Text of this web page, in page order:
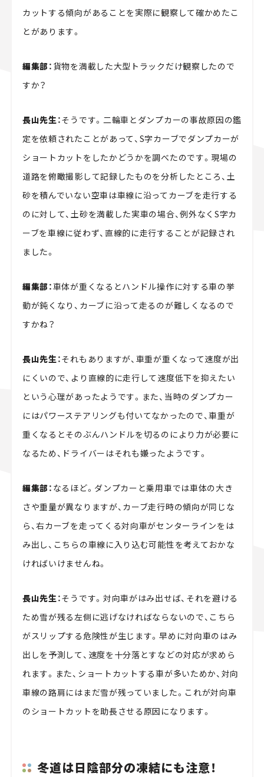
カットする傾向があることを実際に観察して確かめたこ
とがあります。
編集部： 貨物を満載した大型トラックだけ観察したので
すか？
長山先生：そうです。二輪車とダンプカーの事故原因の鑑
定を依頼されたことがあって、S字カーブでダンプカーが
ショートカットをしたかどうかを調べたのです。現場の
道路を俯瞰撮影して記録したものを分析したところ、土
砂を積んでいない空車は車線に沿ってカーブを走行する
のに対して、土砂を満載した実車の場合、例外なくS字カ
ーブを車線に従わず、直線的に走行することが記録され
ました。
編集部：車体が重くなるとハンドル操作に対する車の挙
動が鈍くなり、カーブに沿って走るのが難しくなるので
すかね？
長山先生：それもありますが、車重が重くなって速度が出
にくいので、より直線的に走行して速度低下を抑えたい
という心理があったようです。また、当時のダンプカー
にはパワーステアリングも付いてなかったので、車重が
重くなるとそのぶんハンドルを切るのにより力が必要に
なるため、ドライバーはそれも嫌ったようです。
編集部： なるほど。ダンプカーと乗用車では車体の大き
さや重量が異なりますが、カーブ走行時の傾向が同じな
ら、右カーブを走ってくる対向車がセンターラインをは
み出し、こちらの車線に入り込む可能性を考えておかな
ければいけませんね。
長山先生：そうです。対向車がはみ出せば、それを避ける
ため雪が残る左側に逃げなければならないので、こちら
がスリップする危険性が生じます。早めに対向車のはみ
出しを予測して、速度を十分落とすなどの対応が求めら
れます。また、ショートカットする車が多いためか、対向
車線の路肩にはまだ雪が残っていました。これが対向車
のショートカットを助長させる原因になります。
冬道は日陰部分の凍結にも注意！